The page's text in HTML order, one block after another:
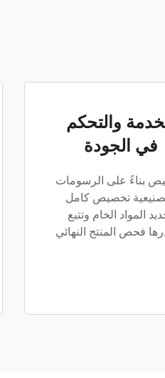
والتحكم
في الجودة
بناءً على الرسومات
تخصيص كامل
المواد الخام وتتبع
فحص المنتج النهائي